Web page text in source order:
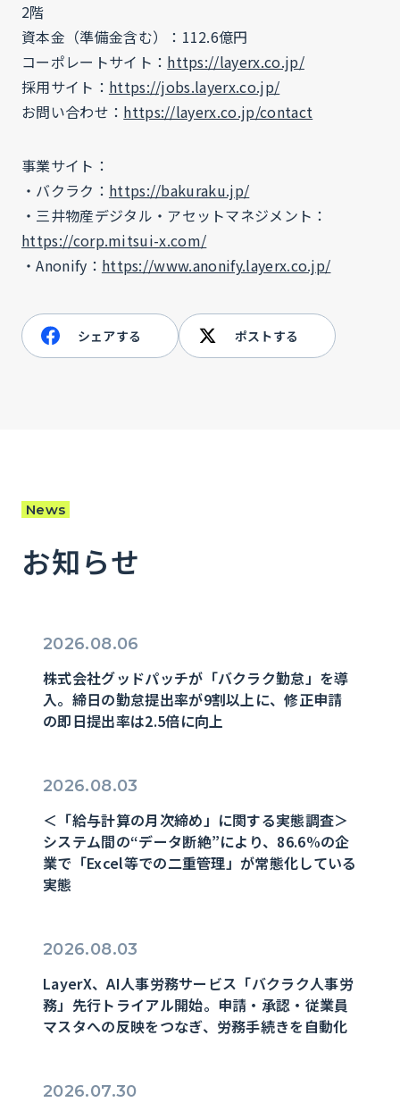
2階
資本金（準備金含む）：112.6億円
コーポレートサイト： https://layerx.co.jp/
採用サイト： https://jobs.layerx.co.jp/
お問い合わせ： https://layerx.co.jp/contact
事業サイト：
・バクラク： https://bakuraku.jp/
・三井物産デジタル・アセットマネジメント：
https://corp.mitsui-x.com/
・Anonify： https://www.anonify.layerx.co.jp/
シェアする ポストする
News
お知らせ
2026.08.06
株式会社グッドパッチが「バクラク勤怠」を導
入。締日の勤怠提出率が9割以上に、修正申請
の即日提出率は2.5倍に向上
2026.08.03
＜「給与計算の月次締め」に関する実態調査＞
システム間の“データ断絶”により、86.6%の企
業で「Excel等での二重管理」が常態化している
実態
2026.08.03
LayerX、AI人事労務サービス「バクラク人事労
務」先行トライアル開始。申請・承認・従業員
マスタへの反映をつなぎ、労務手続きを自動化
2026.07.30